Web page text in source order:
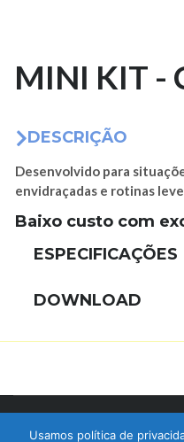
MINI KIT -
DESCRIÇÃO
Desenvolvido para
envidraçadas e rotinas
Baixo custo com
ESPECIFICAÇÕES
DOWNLOAD
Usamos política de